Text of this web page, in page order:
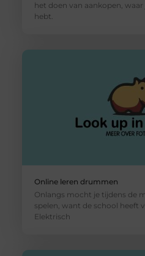
het doen van aankopen,
hebt.
Online leren drummen
Onlangs mocht je tijdens de
spelen, want de school heeft
Elektrisch